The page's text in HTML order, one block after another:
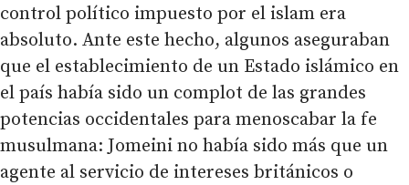
control político impuesto por el islam era
absoluto. Ante este hecho, algunos aseguraban
que el establecimiento de un Estado islámico en
el país había sido un complot de las grandes
potencias occidentales para menoscabar la fe
musulmana: Jomeini no había sido más que un
agente al servicio de intereses británicos o